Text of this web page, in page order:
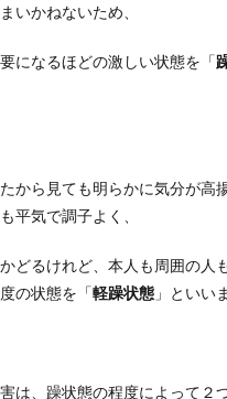
いかねないため、
になるほどの激しい状態を「
から見ても明らかに気分が高
平気で調子よく、
どるけれど、本人も周囲の人
の状態を「軽躁状態 」といい
は、躁状態の程度によって２